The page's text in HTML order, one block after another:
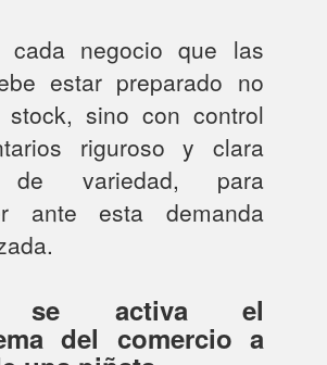
cada negocio que las
estar preparado no
sino con control
riguroso y clara
de variedad, para
ante esta demanda
se activa el
del comercio a